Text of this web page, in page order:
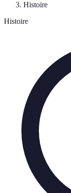
Histoire
Histoire